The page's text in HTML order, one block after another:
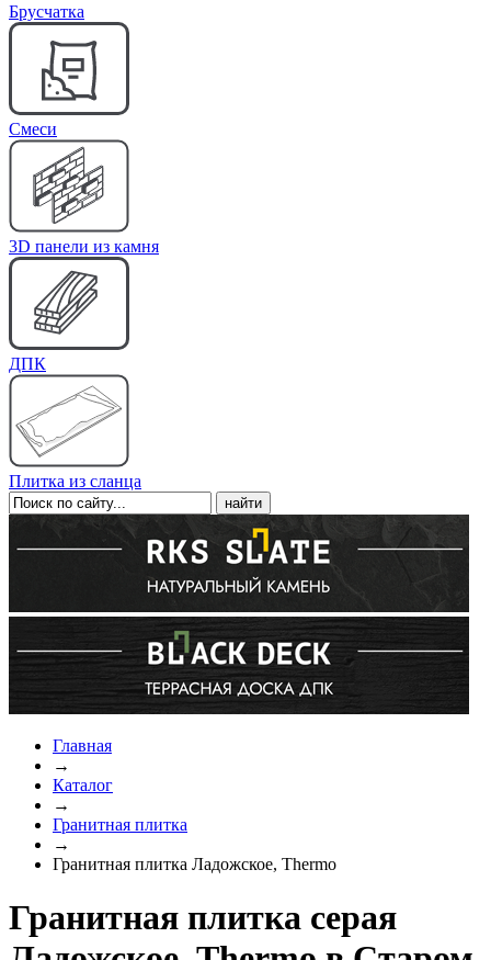
Брусчатка
Cмеси
3D панели из камня
ДПК
Плитка из сланца
Главная
→
Каталог
→
Гранитная плитка
→
Гранитная плитка Ладожское, Thermo
Гранитная плитка серая